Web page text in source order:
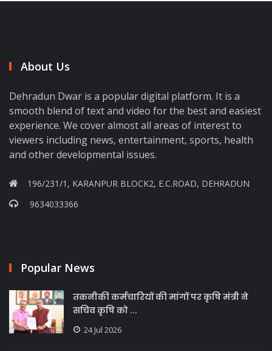
About Us
Dehradun Dwar is a popular digital platform. It is a
smooth blend of text and video for the best and easiest
experience. We cover almost all areas of interest to
viewers including news, entertainment, sports, health
and other developmental issues.
196/231/1, KARANPUR BLOCK2, E.C.ROAD, DEHRADUN
9634033366
Popular News
तकनीकी कर्मचारियों की मांगों पर कृषि मंत्री ने
सचिव कृषि को ...
24 Jul 2026